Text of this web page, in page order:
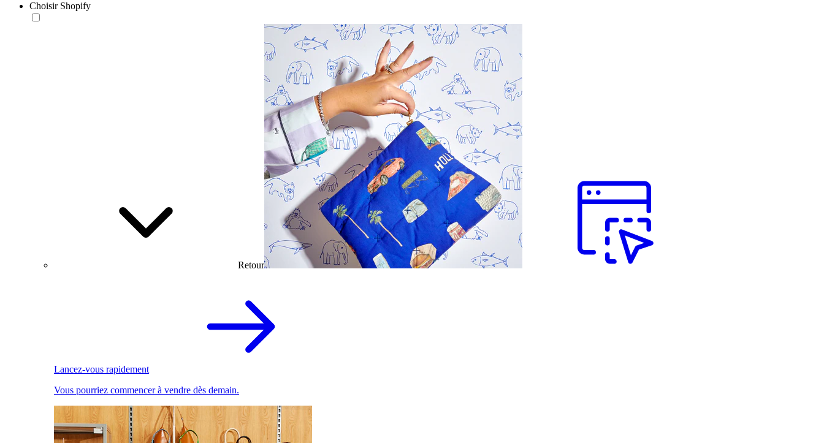
Choisir Shopify
Retour
Lancez-vous rapidement
Vous pourriez commencer à vendre dès demain.